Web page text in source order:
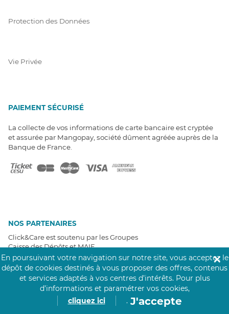
Protection des Données
Vie Privée
PAIEMENT SÉCURISÉ
La collecte de vos informations de carte bancaire est cryptée
et assurée par Mangopay, société dûment agréée auprès de la
Banque de France.
NOS PARTENAIRES
Click&Care est soutenu par les Groupes
Caisse des Dépôts et MAIF.
En poursuivant votre navigation sur notre site, vous acceptez le
dépôt de cookies destinés à vous proposer des offres, contenus
et services adaptés à vos centres d’intérêts. Pour plus
d’informations et paramétrer vos cookies,
cliquez ici
. J'accepte
✕